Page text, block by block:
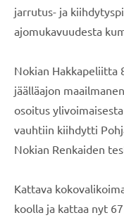
jarrutus- ja
ajomukavuudesta
Nokian Hakkapeliitta
jäälläajon
osoitus
vauhtiin kiihdytti
Nokian Renkaiden
Kattava
koolla ja kattaa nyt